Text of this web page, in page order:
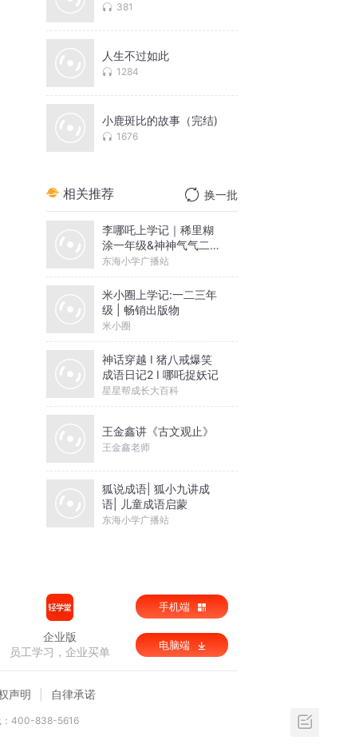
381
人生不过如此
1284
小鹿斑比的故事（完结)
1676
相关推荐 换一批
李哪吒上学记｜稀里糊
涂一年级&神神气气二年
级
东海小学广播站
米小圈上学记:一二三年
级 | 畅销出版物
米小圈
神话穿越 I 猪八戒爆笑
成语日记2 I 哪吒捉妖记
星星帮成长大百科
王金鑫讲《古文观止》
王金鑫老师
狐说成语| 狐小九讲成
语| 儿童成语启蒙
东海小学广播站
企业版
员工学习，企业买单
手机端
电脑端
声明 自律承诺
：400-838-5616